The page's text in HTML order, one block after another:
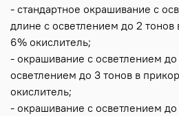
- стандартное окрашивание с
длине с осветлением до 2 тонов
6% окислитель;
- окрашивание с осветлением
осветлением до 3 тонов в
окислитель;
- окрашивание с осветлением